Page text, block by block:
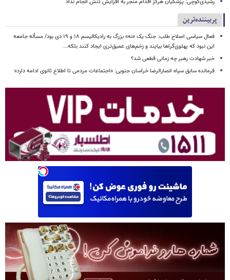
رشیدی‌کوچی: پزشکیان هرگز اقدام منجر به افزایش تنش انجام نداد
پربیننده‌ترین
فعال سیاسی اصلاح طلب: جنگ یک «نه» بزرگ به رادیکالیسم ۱۸ و ۱۹ دی بود/ مسأله جامعه
این نبود که پهلوی‌گراها بیایند و زخم‌های عمیق‌تری ایجاد کنند بلکه...
خبر شهادت رهبر چه زمانی قطعی شد؟
فرمانده سابق سپاه انصارالرضا خراسان جنوبی: «اجتماعات مردمی تا اطلاع ثانوی ادامه دارد»